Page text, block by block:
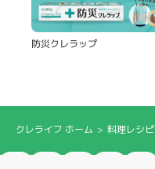
防災クレラップ
クレライフ ホーム 料理レシピ